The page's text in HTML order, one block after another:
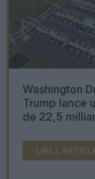
Washington
Trump lance
de 22,5
LIRE